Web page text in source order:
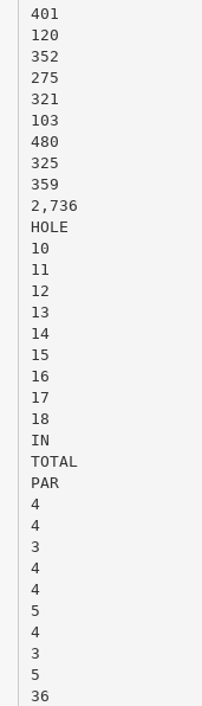
401
120
352
275
321
103
480
325
359
2,736
HOLE
10
11
12
13
14
15
16
17
18
IN
TOTAL
PAR
4
4
3
4
4
5
4
3
5
36